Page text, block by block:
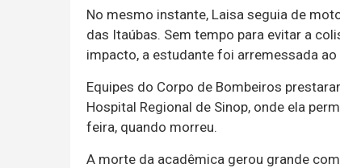
No mesmo instante, Laisa seguia de
das Itaúbas. Sem tempo para evitar a
impacto, a estudante foi arremessada
Equipes do Corpo de Bombeiros
Hospital Regional de Sinop, onde ela
feira, quando morreu.
A morte da acadêmica gerou grande